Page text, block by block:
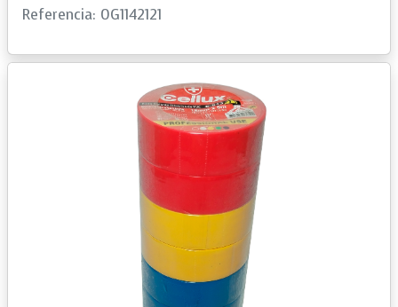
Referencia: 0G1142121